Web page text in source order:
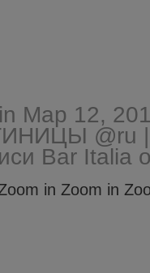
Мар 12,
@ru |
Bar Italia
in Zoom in